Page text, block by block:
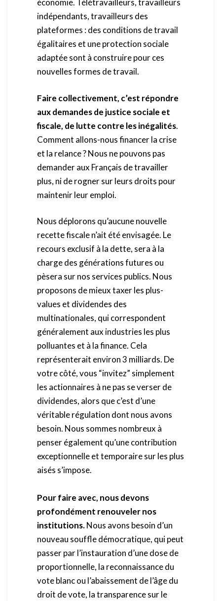
économie. Télétravailleurs, travailleurs
indépendants, travailleurs des
plateformes : des conditions de travail
égalitaires et une protection sociale
adaptée sont à construire pour ces
nouvelles formes de travail.
Faire collectivement, c’est répondre
aux demandes de justice sociale et
fiscale, de lutte contre les inégalités.
Comment allons-nous financer la crise
et la relance ? Nous ne pouvons pas
demander aux Français de travailler
plus, ni de rogner sur leurs droits pour
maintenir leur emploi.
Nous déplorons qu’aucune nouvelle
recette fiscale n’ait été envisagée. Le
recours exclusif à la dette, sera à la
charge des générations futures ou
pèsera sur nos services publics. Nous
proposons de mieux taxer les plus-
values et dividendes des
multinationales, qui correspondent
généralement aux industries les plus
polluantes et à la finance. Cela
représenterait environ 3 milliards. De
votre côté, vous “invitez” simplement
les actionnaires à ne pas se verser de
dividendes, alors que c’est d’une
véritable régulation dont nous avons
besoin. Nous sommes nombreux à
penser également qu’une contribution
exceptionnelle et temporaire sur les plus
aisés s’impose.
Pour faire avec, nous devons
profondément renouveler nos
institutions.Nous avons besoin d’un
nouveau souffle démocratique, qui peut
passer par l’instauration d’une dose de
proportionnelle, la reconnaissance du
vote blanc ou l’abaissement de l’âge du
droit de vote, la transparence sur le